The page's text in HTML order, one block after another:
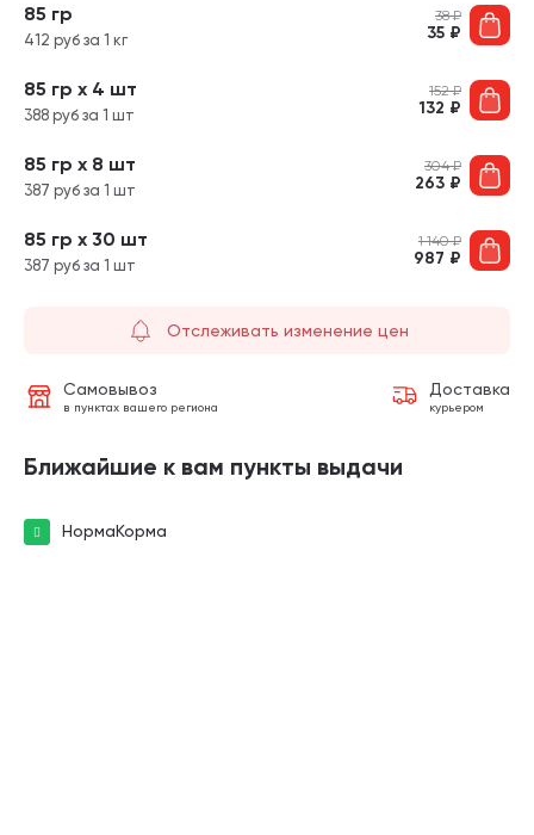
85 гр
412 руб за 1 кг
38₽
35 ₽
85 гр х 4 шт
388 руб за 1 шт
152₽
132 ₽
85 гр х 8 шт
387 руб за 1 шт
304₽
263 ₽
85 гр х 30 шт
387 руб за 1 шт
1 140₽
987 ₽
Отслеживать изменение цен
Самовывоз
в пунктах вашего региона
Доставка
курьером
Ближайшие к вам пункты выдачи
НормаКорма